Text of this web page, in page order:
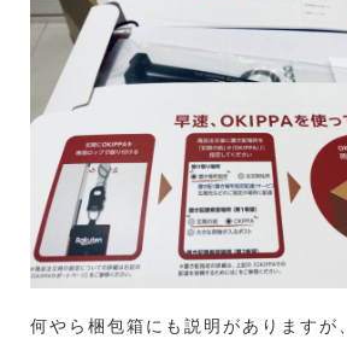
何やら梱包箱にも説明がありますが、